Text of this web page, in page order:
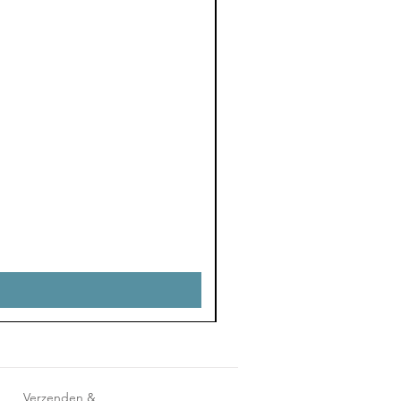
Verzenden &